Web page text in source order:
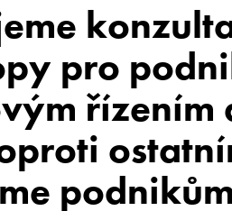
pro
řízením